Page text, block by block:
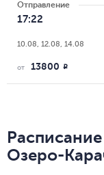
Отправление
17:22
10.08, 12.08, 14.08
от 13800 R
Озеро-